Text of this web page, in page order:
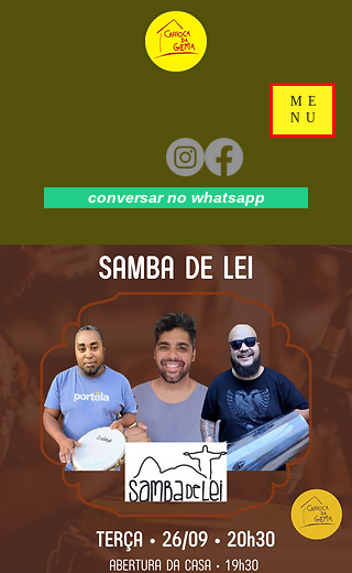
ME
NU
conversar no whatsapp